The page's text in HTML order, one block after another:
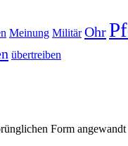
Meinung Militär Ohr
übertreiben
Form